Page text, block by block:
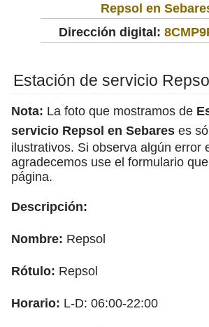
Repsol en
Dirección digital:
Estación de servicio
Nota: La foto que mostramos de
servicio Repsol en Sebares es
ilustrativos. Si observa algún error
agradecemos use el formulario
página.
Descripción:
Nombre: Repsol
Rótulo: Repsol
Horario: L-D: 06:00-22:00